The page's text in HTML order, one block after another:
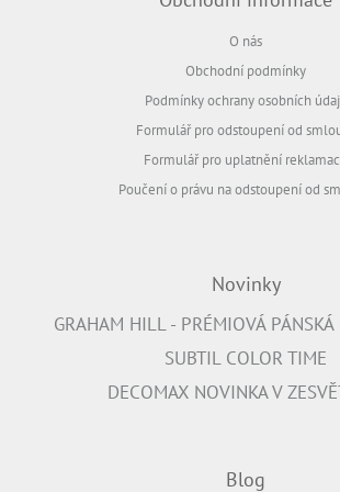
O nás
Obchodní podmínky
Podmínky ochrany osobních
Formulář pro odstoupení od
Formulář pro uplatnění
Poučení o právu na odstoupení od
Novinky
GRAHAM HILL - PRÉMIOVÁ PÁNSKÁ
SUBTIL COLOR TIME
DECOMAX NOVINKA V
Blog